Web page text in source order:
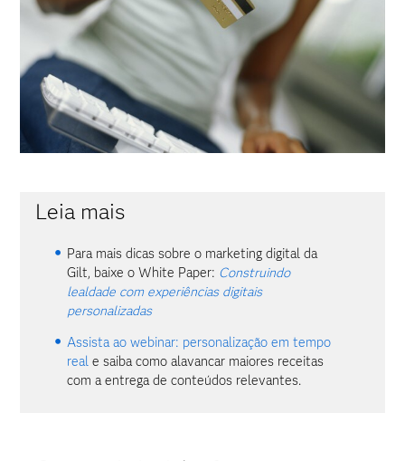
Leia mais
Para mais dicas sobre o marketing digital da
Gilt, baixe o White Paper: Construindo
lealdade com experiências digitais
personalizadas
Assista ao webinar: personalização em tempo
real e saiba como alavancar maiores receitas
com a entrega de conteúdos relevantes.